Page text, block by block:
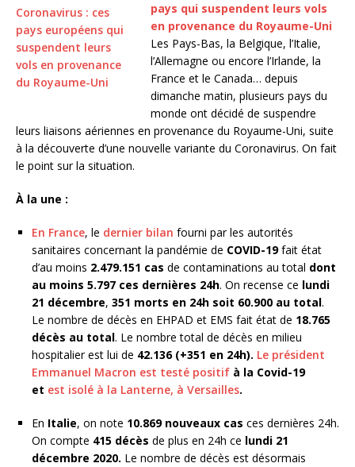
pays qui suspendent leurs vols
en provenance du Royaume-Uni
Les Pays-Bas, la Belgique, l’Italie,
l’Allemagne ou encore l’Irlande, la
France et le Canada… depuis
dimanche matin, plusieurs pays du
monde ont décidé de suspendre
leurs liaisons aériennes en provenance du Royaume-Uni, suite
à la découverte d’une nouvelle variante du Coronavirus. On fait
le point sur la situation.
À la une :
En France, le dernier bilan fourni par les autorités
sanitaires concernant la pandémie de COVID-19fait état
d’au moins 2.479.151 cas de contaminations au total dont
au moins 5.797 ces dernières 24h. On recense ce lundi
21 décembre, 351 morts en 24h soit 60.900 au total.
Le nombre de décès en EHPAD et EMS fait état de 18.765
décès au total. Le nombre total de décès en milieu
hospitalier est lui de 42.136 (+351 en 24h). Le président
Emmanuel Macron est testé positif à la Covid-19
et est isolé à la Lanterne, à Versailles.
En Italie, on note 10.869 nouveaux cas ces dernières 24h.
On compte 415 décès de plus en 24h ce lundi 21
décembre 2020. Le nombre de décès est désormais